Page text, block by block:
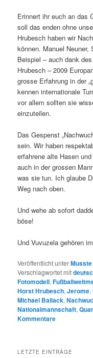
Erinnert ihr euch an das
soll das enden ohne
Hrubesch haben wir
können. Manuel
Beispiel – auch dank
Hrubesch – 2009
grosse Erfahrung in der
kennen internationale
vor allem sollten sie
einzuteilen.
Das Gespenst
sein. Wir haben
erfahrene alte Hasen
auch in der grossen
was sie tun. Ich glaube
Weg nach oben.
Und wehe ab sofort
böse!
Und Vuvuzela gehören
Veröffentlicht unter
Verschlagwortet mit
Fotomodell,
Horst Hrubesch,Jerome,
Michael Ballack,
Nationalmannschaft,
Kommentare
LETZTE EINTRÄGE